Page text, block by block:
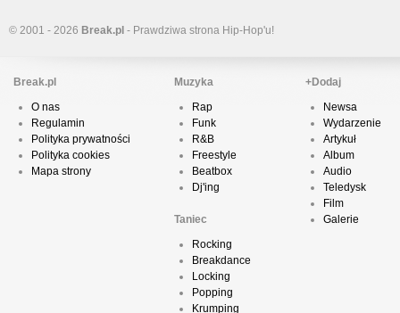
© 2001 - 2026 Break.pl - Prawdziwa strona Hip-Hop'u!
Break.pl
O nas
Regulamin
Polityka prywatności
Polityka cookies
Mapa strony
Muzyka
Rap
Funk
R&B
Freestyle
Beatbox
Dj'ing
Taniec
Rocking
Breakdance
Locking
Popping
Krumping
+Dodaj
Newsa
Wydarzenie
Artykuł
Album
Audio
Teledysk
Film
Galerie